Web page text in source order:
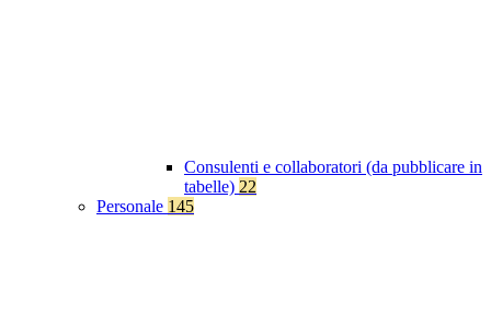
Consulenti e collaboratori (da pubblicare in
tabelle) 22
Personale 145